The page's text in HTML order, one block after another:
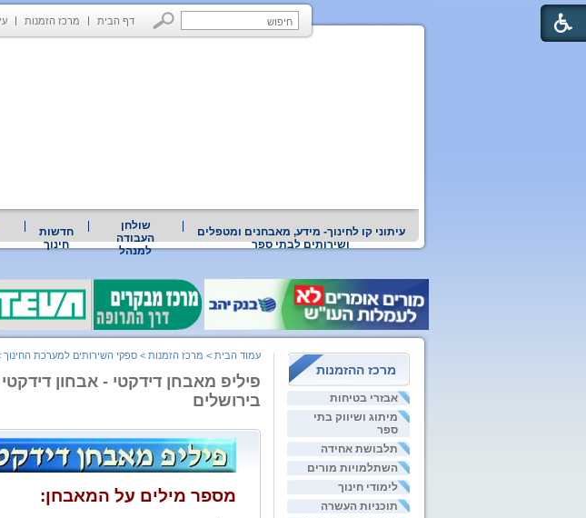
דף הבית מרכז הזמנות
עיתוני קו לחינוך- מידע, מאבחנים ומטפלים
ושירותים לבתי ספר
שולחן
העבודה
למנהל
חדשות
חינוך
מרכז ההזמנות
אבזרי בטיחות
מיתוג ושיווק בתי
ספר
תלבושת אחידה
השתלמויות מורים
לימודי חינוך
תוכניות העשרה
עמוד הבית > מרכז הזמנות > ספקי השירותים למערכת החינוך
פיליפ מאבחן דידקטי - אבחון
בירושלים
מספר מילים על המאבחן: